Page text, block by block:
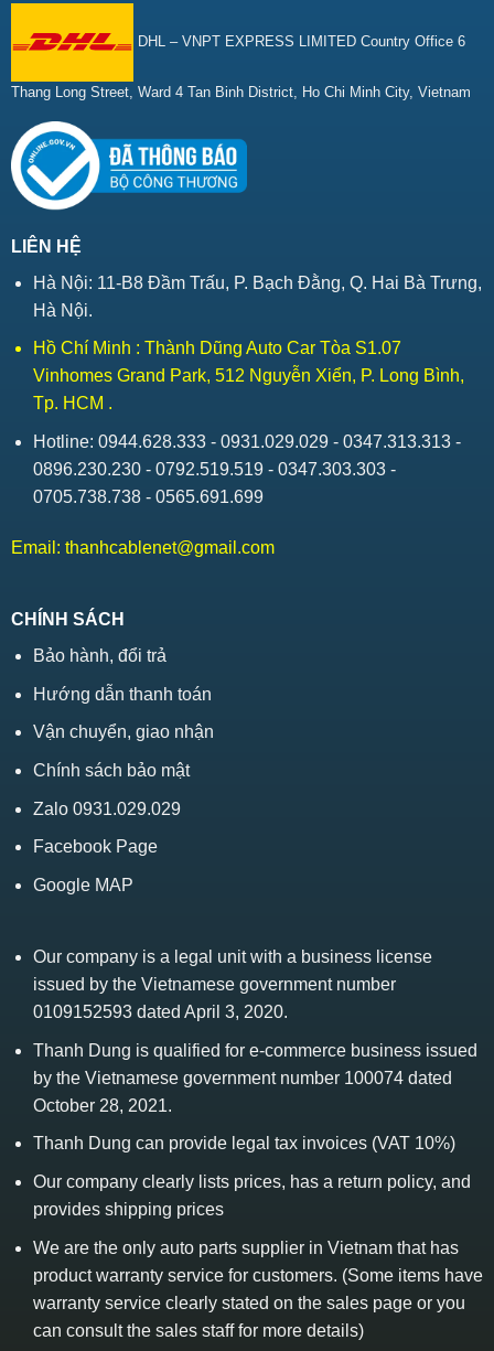
DHL – VNPT EXPRESS LIMITED Country Office 6
Thang Long Street, Ward 4 Tan Binh District, Ho Chi Minh City, Vietnam
LIÊN HỆ
Hà Nội: 11-B8 Đầm Trấu, P. Bạch Đằng, Q. Hai Bà Trưng,
Hà Nội.
Hồ Chí Minh : Thành Dũng Auto Car Tòa S1.07
Vinhomes Grand Park, 512 Nguyễn Xiển, P. Long Bình,
Tp. HCM .
Hotline: 0944.628.333 - 0931.029.029 - 0347.313.313 -
0896.230.230 - 0792.519.519 - 0347.303.303 -
0705.738.738 - 0565.691.699
Email: thanhcablenet@gmail.com
CHÍNH SÁCH
Bảo hành, đổi trả
Hướng dẫn thanh toán
Vận chuyển, giao nhận
Chính sách bảo mật
Zalo 0931.029.029
Facebook Page
Google MAP
Our company is a legal unit with a business license
issued by the Vietnamese government number
0109152593 dated April 3, 2020.
Thanh Dung is qualified for e-commerce business issued
by the Vietnamese government number 100074 dated
October 28, 2021.
Thanh Dung can provide legal tax invoices (VAT 10%)
Our company clearly lists prices, has a return policy, and
provides shipping prices
We are the only auto parts supplier in Vietnam that has
product warranty service for customers. (Some items have
warranty service clearly stated on the sales page or you
can consult the sales staff for more details)